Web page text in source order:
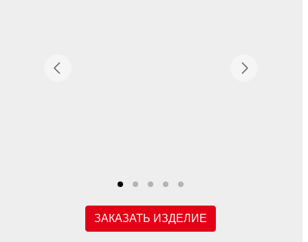
ЗАКАЗАТЬ ИЗДЕЛИЕ